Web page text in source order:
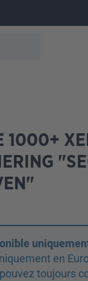
1000+
en
pouvez toujours